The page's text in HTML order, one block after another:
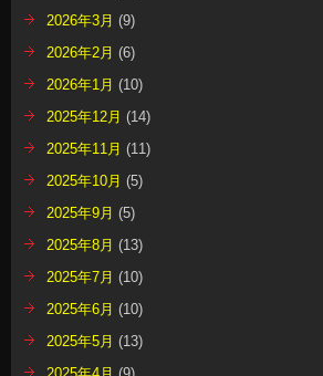
2026年3月 (9)
2026年2月 (6)
2026年1月 (10)
2025年12月 (14)
2025年11月 (11)
2025年10月 (5)
2025年9月 (5)
2025年8月 (13)
2025年7月 (10)
2025年6月 (10)
2025年5月 (13)